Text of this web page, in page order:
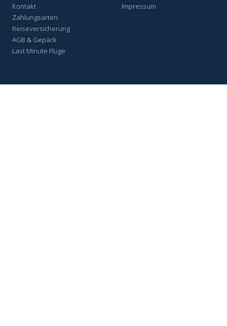
Kontakt
Zahlungsarten
Reiseversicherung
AGB & Gepäck
Last Minute Flüge
Impressum